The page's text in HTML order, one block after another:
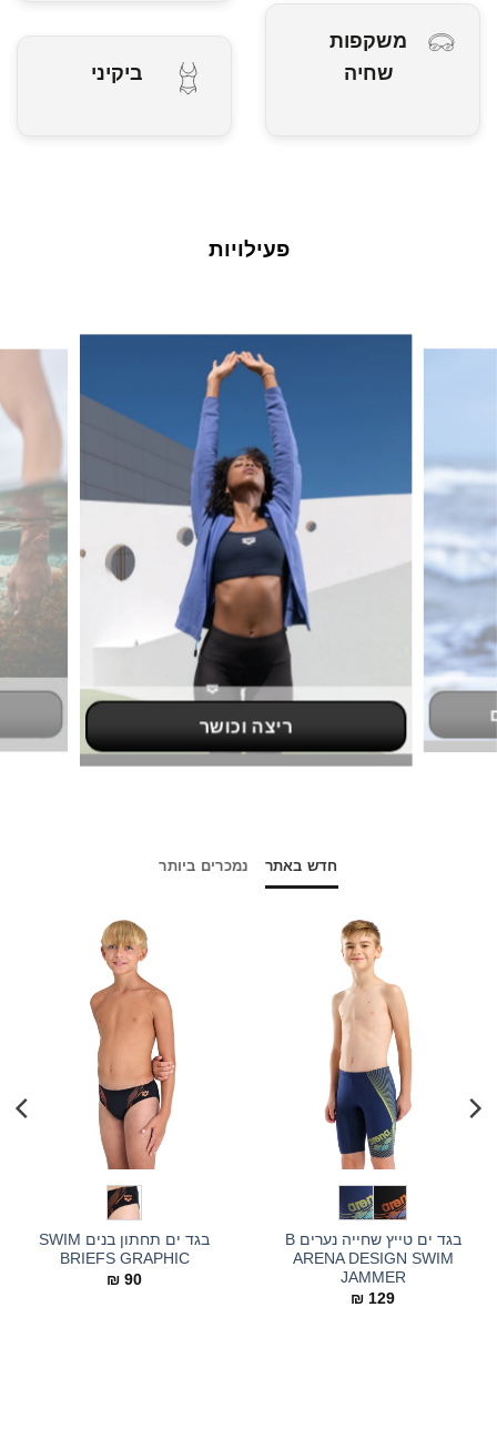
משקפות
שחיה
ביקיני
פעילויות
ריצה וכושר
חדש באתר נמכרים ביותר
בגד ים טייץ שחייה נערים B
ARENA DESIGN SWIM
JAMMER
₪ 129
בגד ים תחתון בנים SWIM
BRIEFS GRAPHIC
₪ 90